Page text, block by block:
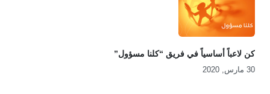
كن لاعباً أساسياً في فريق “كلنا مسؤول”
30 مارس, 2020